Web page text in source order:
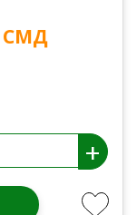
СМД
+